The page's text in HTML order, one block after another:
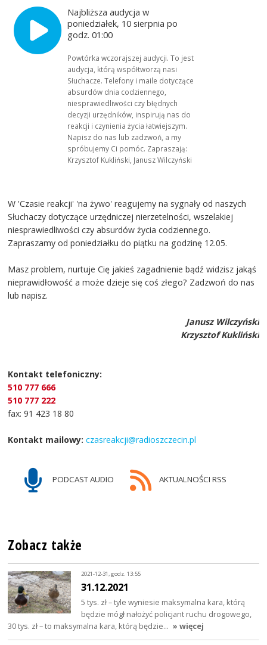
Najbliższa audycja w
poniedziałek, 10 sierpnia po
godz. 01:00
Powtórka wczorajszej audycji. To jest
audycja, którą współtworzą nasi
Słuchacze. Telefony i maile dotyczące
absurdów dnia codziennego,
niesprawiedliwości czy błędnych
decyzji urzędników, inspirują nas do
reakcji i czynienia życia łatwiejszym.
Napisz do nas lub zadzwoń, a my
spróbujemy Ci pomóc. Zapraszają:
Krzysztof Kukliński, Janusz Wilczyński
W 'Czasie reakcji' 'na żywo' reagujemy na sygnały od naszych
Słuchaczy dotyczące urzędniczej nierzetelności, wszelakiej
niesprawiedliwości czy absurdów życia codziennego.
Zapraszamy od poniedziałku do piątku na godzinę 12.05.
Masz problem, nurtuje Cię jakieś zagadnienie bądź widzisz jakąś
nieprawidłowość a może dzieje się coś złego? Zadzwoń do nas
lub napisz.
Janusz Wilczyński
Krzysztof Kukliński
Kontakt telefoniczny:
510 777 666
510 777 222
fax: 91 423 18 80
Kontakt mailowy: czasreakcji@radioszczecin.pl
PODCAST AUDIO AKTUALNOŚCI RSS
Zobacz także
2021-12-31, godz. 13:55
31.12.2021
5 tys. zł – tyle wyniesie maksymalna kara, którą
będzie mógł nałożyć policjant ruchu drogowego,
30 tys. zł – to maksymalna kara, którą będzie… » więcej